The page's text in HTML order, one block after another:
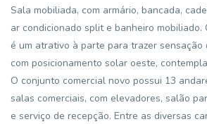
Sala mobiliada, com armário, bancada,
ar condicionado split e banheiro mobiliado.
é um atrativo à parte para trazer sensação
com posicionamento solar oeste,
O conjunto comercial novo possui 13
salas comerciais, com elevadores, salão
e serviço de recepção. Entre as diversas